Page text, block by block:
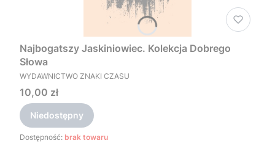
Najbogatszy Jaskiniowiec. Kolekcja Dobrego
Słowa
PRODUCENT
WYDAWNICTWO ZNAKI CZASU
Cena
10,00 zł
Niedostępny
Dostępność: brak towaru